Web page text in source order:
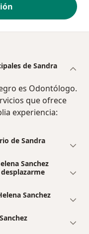
de Sandra
es Odontólogo.
que ofrece
experiencia:
de Sandra
Sanchez
Sanchez